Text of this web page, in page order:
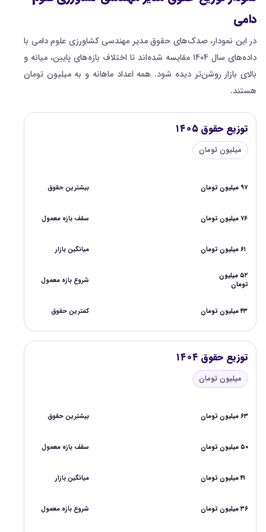
دامی
در این نمودار، صدک‌های حقوق مدیر مهندسی کشاورزی علوم دامی با
داده‌های سال ۱۴۰۴ مقایسه شده‌اند تا اختلاف بازه‌های پایین، میانه و
بالای بازار روشن‌تر دیده شود. همه اعداد ماهانه و به میلیون تومان
هستند.
توزیع حقوق ۱۴۰۵
میلیون تومان
بیشترین حقوق ۹۷ میلیون تومان
سقف بازه معمول ۷۶ میلیون تومان
میانگین بازار ۶۱ میلیون تومان
شروع بازه معمول
۵۲ میلیون
تومان
کمترین حقوق ۴۳ میلیون تومان
توزیع حقوق ۱۴۰۴
میلیون تومان
بیشترین حقوق ۶۳ میلیون تومان
سقف بازه معمول ۵۰ میلیون تومان
میانگین بازار ۴۱ میلیون تومان
شروع بازه معمول ۳۶ میلیون تومان